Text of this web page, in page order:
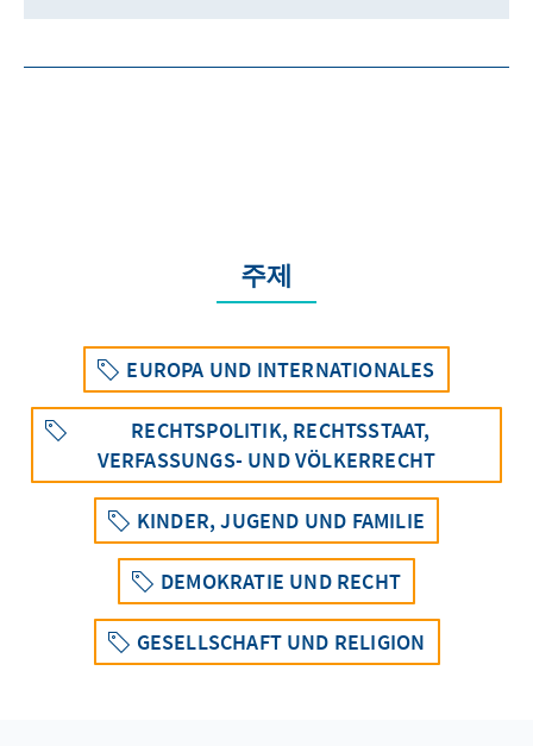
주제
EUROPA UND INTERNATIONALES
RECHTSPOLITIK, RECHTSSTAAT,
VERFASSUNGS- UND VÖLKERRECHT
KINDER, JUGEND UND FAMILIE
DEMOKRATIE UND RECHT
GESELLSCHAFT UND RELIGION